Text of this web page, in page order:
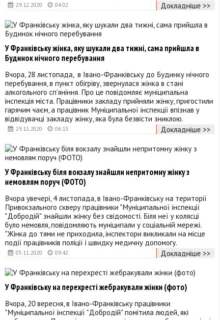
29.12.2020 04:02
Докладніше >>
29.11.2020 06:13
У Франківську жінка, яку шукали два тижні, сама прийшла в
Будинок нічного перебування
Вчора, 28 листопада, в Івано-Франківську до Будинку нічного
перебування, в пункт обігріву, звернулася жінка в стані
алкогольного сп'яніння. Про це повідомляє муніципальна
інспекція міста. Працівники закладу прийняли жінку, пригостили
гарячим чаєм, а працівник Муніципальної інспекції впізнав у
відвідувачці закладу жінку, яка була безвісти зниклою.
Докладніше >>
05.11.2020 09:42
У Франківську біля вокзалу знайшли непритомну жінку з
немовлям поруч (ФОТО)
Вчора увечері, 4 листопада, в Івано-Франківську на території
Привокзального скверу працівники "Муніципальної інспекції
"Добродій" знайшли жінку без свідомості. Біля неї у колясці
було немовля, повідомляють муніципали у соціальній мережі.
"Жінка до тями не приходила, інспектори викликали на місце
події працівників поліції і швидку медичну допомогу.
Докладніше >>
У Франківську на перехресті жебракували жінки (фото)
Вчора, 20 вересня, в Івано-Франківську працівники
"Муніципальної інспекції "Добродій" помітила людей, які